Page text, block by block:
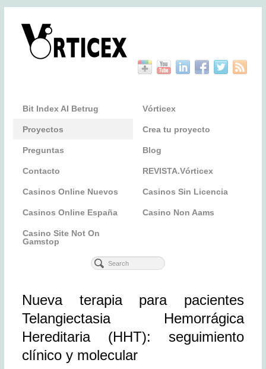
Bit Index AI Betrug Vórticex
Proyectos Crea tu proyecto
Preguntas Blog
Contacto REVISTA.Vórticex
Casinos Online Nuevos Casinos Sin Licencia
Casinos Online España Casino Non Aams
Casino Site Not On
Gamstop
Nueva terapia para pacientes
Telangiectasia Hemorrágica
Hereditaria (HHT): seguimiento
clínico y molecular